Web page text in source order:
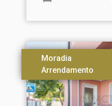
Moradia
Arrendamento